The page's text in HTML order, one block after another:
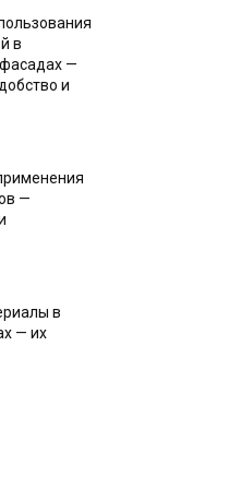
в
—
и
—
в
— их